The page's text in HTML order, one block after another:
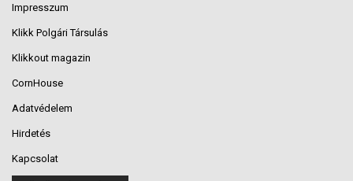
Impresszum
Klikk Polgári Társulás
Klikkout magazin
CornHouse
Adatvédelem
Hirdetés
Kapcsolat